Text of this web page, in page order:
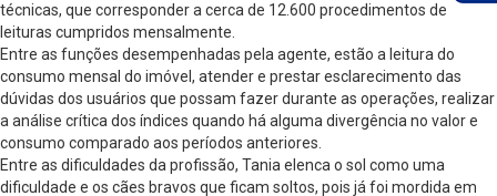
técnicas, que corresponder a cerca de 12.600 procedimentos de
leituras cumpridos mensalmente.
Entre as funções desempenhadas pela agente, estão a leitura do
consumo mensal do imóvel, atender e prestar esclarecimento das
dúvidas dos usuários que possam fazer durante as operações, realizar
a análise crítica dos índices quando há alguma divergência no valor e
consumo comparado aos períodos anteriores.
Entre as dificuldades da profissão, Tania elenca o sol como uma
dificuldade e os cães bravos que ficam soltos, pois já foi mordida em